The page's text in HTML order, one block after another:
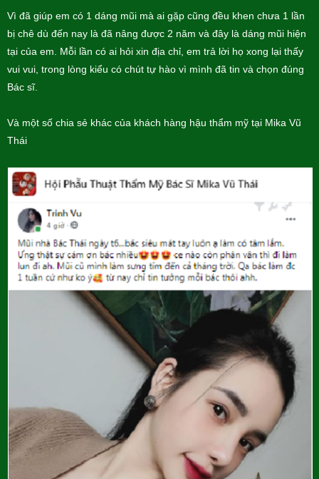
Vì đã giúp em có 1 dáng mũi mà ai gặp cũng đều khen chưa 1 lần
bị chê dù đến nay là đã nâng được 2 năm và đây là dáng mũi hiện
tại của em. Mỗi lần có ai hỏi xin địa chỉ, em trả lời họ xong lại thấy
vui vui, trong lòng kiểu có chút tự hào vì mình đã tin và chọn đúng
Bác sĩ.
Và một số chia sẻ khác của khách hàng hậu thẩm mỹ tại Mika Vũ
Thái